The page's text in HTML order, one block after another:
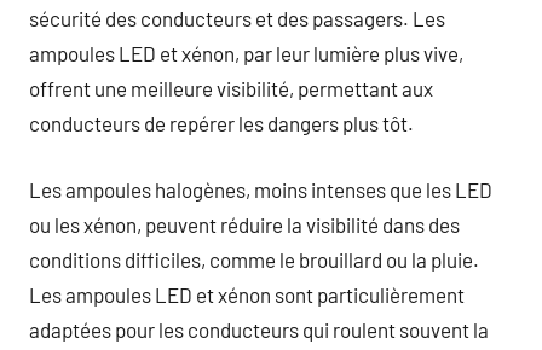
sécurité des conducteurs et des passagers. Les
ampoules LED et xénon, par leur lumière plus vive,
offrent une meilleure visibilité, permettant aux
conducteurs de repérer les dangers plus tôt.
Les ampoules halogènes, moins intenses que les LED
ou les xénon, peuvent réduire la visibilité dans des
conditions difficiles, comme le brouillard ou la pluie.
Les ampoules LED et xénon sont particulièrement
adaptées pour les conducteurs qui roulent souvent la